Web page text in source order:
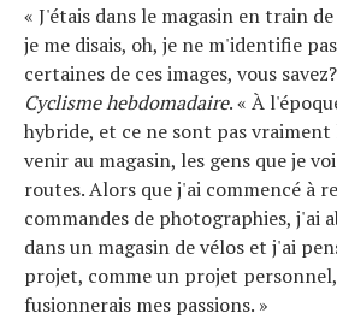
« J'étais dans le magasin en train
je me disais, oh, je ne m'identifie
certaines de ces images, vous
Cyclisme hebdomadaire. « À
hybride, et ce ne sont pas vraiment
venir au magasin, les gens que je
routes. Alors que j'ai commencé à
commandes de photographies, j'ai
dans un magasin de vélos et j'ai
projet, comme un projet
fusionnerais mes passions. »